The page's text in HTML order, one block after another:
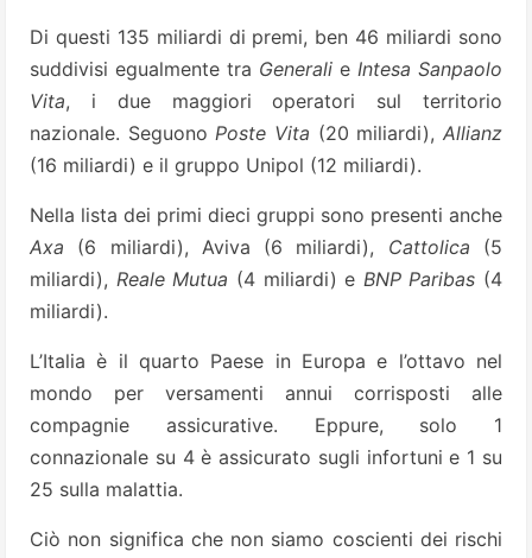
Di questi 135 miliardi di premi, ben 46 miliardi sono
suddivisi egualmente tra Generali e Intesa Sanpaolo
Vita, i due maggiori operatori sul territorio
nazionale. Seguono Poste Vita (20 miliardi),Allianz
(16 miliardi) e il gruppo Unipol (12 miliardi).
Nella lista dei primi dieci gruppi sono presenti anche
Axa (6 miliardi), Aviva (6 miliardi), Cattolica (5
miliardi), Reale Mutua (4 miliardi) e BNP Paribas (4
miliardi).
L’Italia è il quarto Paese in Europa e l’ottavo nel
mondo per versamenti annui corrisposti alle
compagnie assicurative. Eppure, solo 1
connazionale su 4 è assicurato sugli infortuni e 1 su
25 sulla malattia.
Ciò non significa che non siamo coscienti dei rischi